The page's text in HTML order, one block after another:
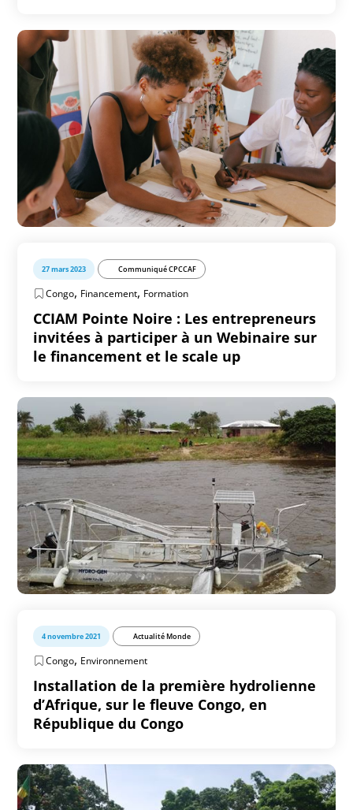
27 mars 2023 Communiqué CPCCAF
Congo, Financement, Formation
CCIAM Pointe Noire : Les entrepreneurs
invitées à participer à un Webinaire sur
le financement et le scale up
4 novembre 2021 Actualité Monde
Congo, Environnement
Installation de la première hydrolienne
d’Afrique, sur le fleuve Congo, en
République du Congo